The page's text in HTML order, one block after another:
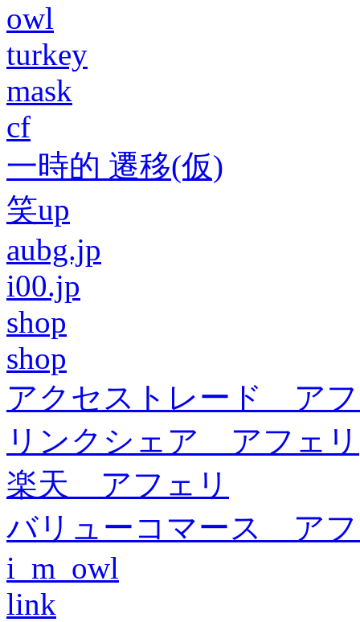
owl
turkey
mask
cf
一時的 遷移(仮)
笑up
aubg.jp
i00.jp
shop
shop
アクセストレード ア
リンクシェア アフェリ
楽天 アフェリ
バリューコマース ア
i_m_owl
link